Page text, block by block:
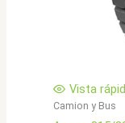
Vista
Camion y Bus